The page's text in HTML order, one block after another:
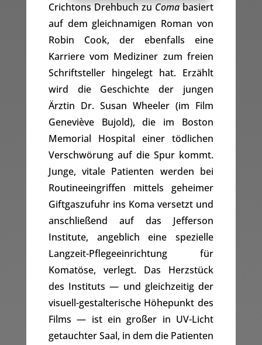
Crichtons Drehbuch zuComabasiert
auf dem gleichnamigen Roman von
Robin Cook, der ebenfalls eine
Karriere vom Mediziner zum freien
Schriftsteller hingelegt hat. Erzählt
wird die Geschichte der jungen
Ärztin Dr. Susan Wheeler (im Film
Geneviève Bujold), die im Boston
Memorial Hospital einer tödlichen
Verschwörung auf die Spur kommt.
Junge, vitale Patienten werden bei
Routineeingriffen mittels geheimer
Giftgaszufuhr ins Koma versetzt und
anschließend auf das Jefferson
Institute, angeblich eine spezielle
Langzeit-Pflegeeinrichtung für
Komatöse, verlegt. Das Herzstück
des Instituts — und gleichzeitig der
visuell-gestalterische Höhepunkt des
Films — ist ein großer in UV-Licht
getauchter Saal, in dem die Patienten